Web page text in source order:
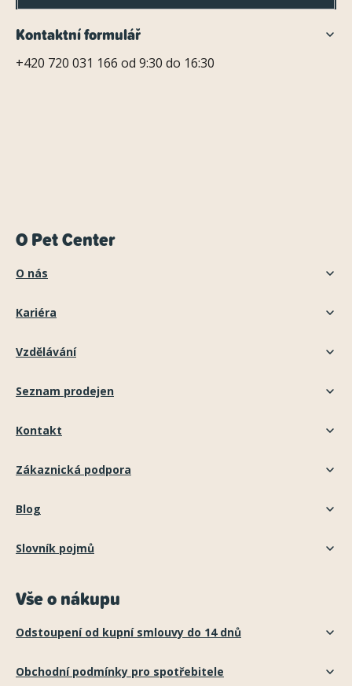
Kontaktní formulář
+420 720 031 166 od 9:30 do 16:30
O Pet Center
O nás
Kariéra
Vzdělávání
Seznam prodejen
Kontakt
Zákaznická podpora
Blog
Slovník pojmů
Vše o nákupu
Odstoupení od kupní smlouvy do 14 dnů
Obchodní podmínky pro spotřebitele